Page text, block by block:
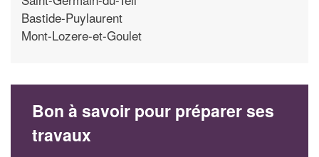
Bastide-Puylaurent
Mont-Lozere-et-Goulet
Bon à savoir pour préparer ses
travaux